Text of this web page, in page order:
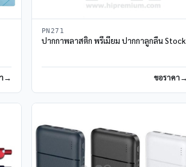
PN271
ปากกาพลาสติก พรีเมี่ยม ปากกาลูกลื่น Stock
ขอราคา